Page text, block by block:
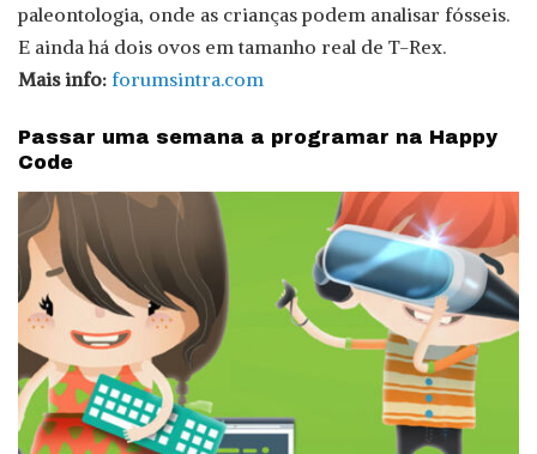
paleontologia, onde as crianças podem analisar fósseis.
E ainda há dois ovos em tamanho real de T-Rex.
Mais info: forumsintra.com
Passar uma semana a programar na Happy
Code